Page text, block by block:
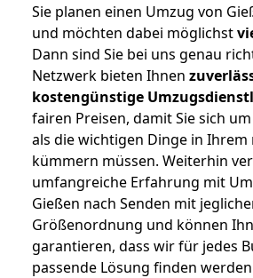
Sie planen einen Umzug von
und möchten dabei möglichst
Dann sind Sie bei uns genau
Netzwerk bieten Ihnen
kostengünstige
fairen Preisen, damit Sie sich
als die wichtigen Dinge in Ihrem
kümmern müssen. Weiterhin
umfangreiche Erfahrung mit
Gießen nach Senden mit
Größenordnung und können
garantieren, dass wir für jedes
passende Lösung finden